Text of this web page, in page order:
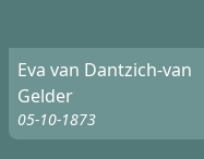
Eva van Dantzich-van
Gelder
05-10-1873